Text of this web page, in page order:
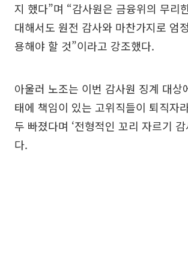
지 했다”며 “감사원은 금융위의 무리
대해서도 원전 감사와 마찬가지로 엄
용해야 할 것”이라고 강조했다.
아울러 노조는 이번 감사원 징계 대상
태에 책임이 있는 고위직들이 퇴직자
두 빠졌다며 ‘전형적인 꼬리 자르기 감
다.